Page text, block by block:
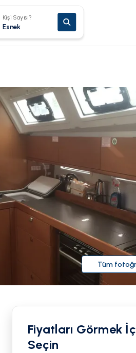
Kişi Sayısı?
Esnek
Tüm
Fiyatları Görmek
Seçin